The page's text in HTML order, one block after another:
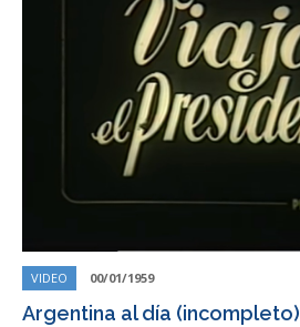
VIDEO 00/01/1959
Argentina al día (incompleto)